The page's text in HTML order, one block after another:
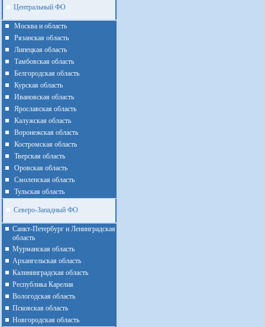
Центральный ФО
Москва и область
Рязанская область
Липецкая область
Тамбовская область
Белгородская область
Курская область
Ивановская область
Ярославская область
Калужская область
Воронежская область
Костромская область
Тверская область
Оровская область
Смоленская область
Тульская область
Северо-Западный ФО
Санкт-Петербург и Ленинградская
область
Мурманская область
Архангельская область
Калининградская область
Республика Карелия
Вологодская область
Псковская область
Новгородская область